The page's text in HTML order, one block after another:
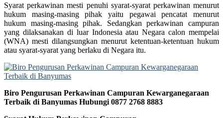
Syarat perkawinan mesti penuhi syarat-syarat perkawinan menurut
hukum masing-masing pihak yaitu pegawai pencatat menurut
hukum masing-masing pihak. Sedangkan perkawinan campuran
yang dilaksanakan di luar Indonesia atau Negara calon mempelai
(WNA) mesti dilangsungkan menurut ketentuan-ketentuan hukum
atau syarat-syarat yang berlaku di Negara itu.
Biro Pengurusan Perkawinan Campuran Kewarganegaraan
Terbaik di Banyumas Hubungi 0877 2768 8883